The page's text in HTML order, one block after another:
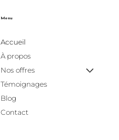
Accueil
À propos
Nos offres
Témoignages
Blog
Contact
Menu